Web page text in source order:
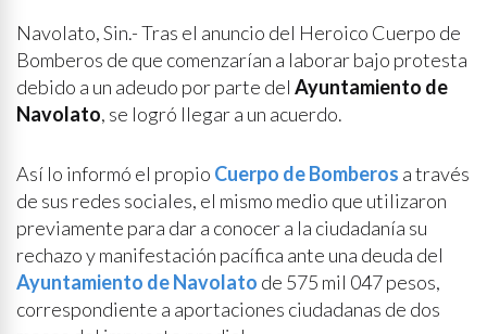
Navolato, Sin.- Tras el anuncio del Heroico Cuerpo de
Bomberos de que comenzarían a laborar bajo protesta
debido a un adeudo por parte del Ayuntamiento de
Navolato, se logró llegar a un acuerdo.
Así lo informó el propio Cuerpo de Bomberos a través
de sus redes sociales, el mismo medio que utilizaron
previamente para dar a conocer a la ciudadanía su
rechazo y manifestación pacífica ante una deuda del
Ayuntamiento de Navolato de 575 mil 047 pesos,
correspondiente a aportaciones ciudadanas de dos